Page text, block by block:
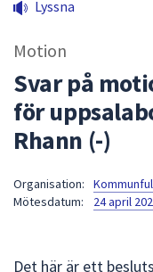
Lyssna
Motion
Svar på
för
Rhann (-)
Organisation:
Mötesdatum:
24 april
Det här är ett